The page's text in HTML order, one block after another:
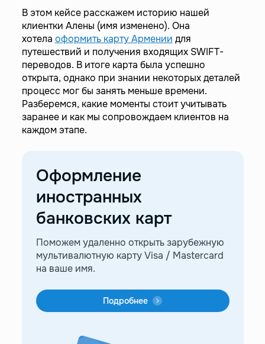
В этом кейсе расскажем историю нашей
клиентки Алены (имя изменено). Она
хотела оформить карту Армении для
путешествий и получения входящих SWIFT-
переводов. В итоге карта была успешно
открыта, однако при знании некоторых деталей
процесс мог бы занять меньше времени.
Разберемся, какие моменты стоит учитывать
заранее и как мы сопровождаем клиентов на
каждом этапе.
Оформление
иностранных
банковских карт
Поможем удаленно открыть зарубежную
мультивалютную карту Visa / Mastercard
на ваше имя.
Подробнее